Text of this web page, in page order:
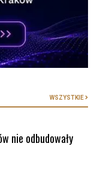
WSZYSTKIE
nie odbudowały